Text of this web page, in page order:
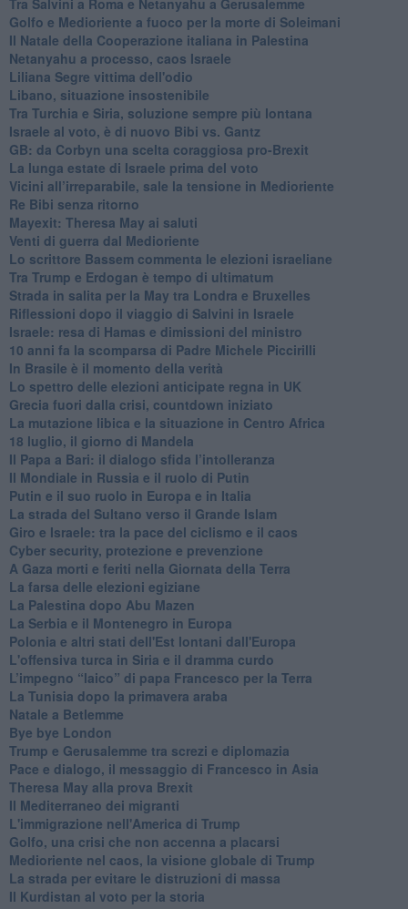
Golfo e Medioriente a fuoco per la morte di Soleimani
Il Natale della Cooperazione italiana in Palestina
Netanyahu a processo, caos Israele
Liliana Segre vittima dell'odio
Libano, situazione insostenibile
Tra Turchia e Siria, soluzione sempre più lontana
Israele al voto, è di nuovo Bibi vs. Gantz
GB: da Corbyn una scelta coraggiosa pro-Brexit
La lunga estate di Israele prima del voto
Vicini all’irreparabile, sale la tensione in Medioriente
Re Bibi senza ritorno
Mayexit: Theresa May ai saluti
Venti di guerra dal Medioriente
Lo scrittore Bassem commenta le elezioni israeliane
Tra Trump e Erdogan è tempo di ultimatum
Strada in salita per la May tra Londra e Bruxelles
Riflessioni dopo il viaggio di Salvini in Israele
Israele: resa di Hamas e dimissioni del ministro
10 anni fa la scomparsa di Padre Michele Piccirilli
In Brasile è il momento della verità
Lo spettro delle elezioni anticipate regna in UK
Grecia fuori dalla crisi, countdown iniziato
La mutazione libica e la situazione in Centro Africa
18 luglio, il giorno di Mandela
Il Papa a Bari: il dialogo sfida l’intolleranza
Il Mondiale in Russia e il ruolo di Putin
Putin e il suo ruolo in Europa e in Italia
La strada del Sultano verso il Grande Islam
Giro e Israele: tra la pace del ciclismo e il caos
Cyber security, protezione e prevenzione
A Gaza morti e feriti nella Giornata della Terra
La farsa delle elezioni egiziane
La Palestina dopo Abu Mazen
La Serbia e il Montenegro in Europa
Polonia e altri stati dell'Est lontani dall'Europa
L'offensiva turca in Siria e il dramma curdo
L’impegno “laico” di papa Francesco per la Terra
La Tunisia dopo la primavera araba
Natale a Betlemme
Bye bye London
Trump e Gerusalemme tra screzi e diplomazia
Pace e dialogo, il messaggio di Francesco in Asia
Theresa May alla prova Brexit
Il Mediterraneo dei migranti
L'immigrazione nell'America di Trump
Golfo, una crisi che non accenna a placarsi
Medioriente nel caos, la visione globale di Trump
La strada per evitare le distruzioni di massa
Il Kurdistan al voto per la storia